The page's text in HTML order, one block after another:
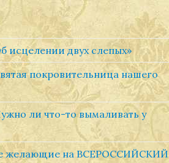
исцелении двух слепых»
покровительница нашего
ли что-то вымаливать у
желающие на ВСЕРОССИЙСКИЙ